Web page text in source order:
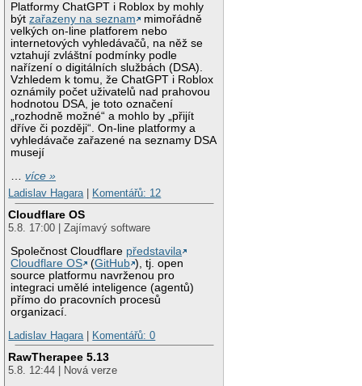
Platformy ChatGPT i Roblox by mohly
býtzařazeny na seznam
mimořádně
velkých on-line platforem nebo
internetových vyhledávačů, na něž se
vztahují zvláštní podmínky podle
nařízení o digitálních službách (DSA).
Vzhledem k tomu, že ChatGPT i Roblox
oznámily počet uživatelů nad prahovou
hodnotou DSA, je toto označení
„rozhodně možné“ a mohlo by „přijít
dříve či později“. On-line platformy a
vyhledávače zařazené na seznamy DSA
musejí
…více »
Ladislav Hagara| Komentářů: 12
Cloudflare OS
5.8. 17:00 | Zajímavý software
Společnost Cloudflare představila
Cloudflare OS
(GitHub ), tj. open
source platformu navrženou pro
integraci umělé inteligence (agentů)
přímo do pracovních procesů
organizací.
Ladislav Hagara| Komentářů: 0
RawTherapee 5.13
5.8. 12:44 | Nová verze